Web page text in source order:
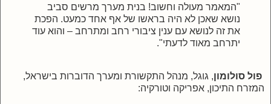
"המאמר מעולה וחשוב! בנית מערך מרשים סביב
נושא שאכן לא היה בראשו של אף אחד כמעט. הפכת
את זה לנושא עם ענין ציבורי רחב ומתרחב – והוא עוד
יתרחב מאוד לדעתי".
פול סולומון, גוגל, מנהל התקשורת ומערך הדוברות בישראל,
המזרח התיכון, אפריקה וטורקיה: